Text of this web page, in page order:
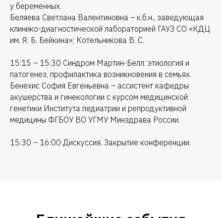
у беременных.
Беляева Светлана Валентиновна – к.б.н., заведующая
клинико-диагностической лабораторией ГАУЗ СО «КДЦ
им. Я. Б. Бейкина»; Котельникова В. С.
15:15 – 15:30 Синдром Мартин-Белл: этиология и
патогенез, профилактика возникновения в семьях.
Бенехис София Евгеньевна – ассистент кафедры
акушерства и гинекологии с курсом медицинской
генетики Института педиатрии и репродуктивной
медицины ФГБОУ ВО УГМУ Минздрава России.
15:30 – 16:00 Дискуссия. Закрытие конференции.